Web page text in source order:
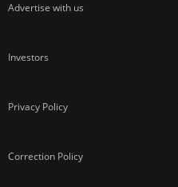
Advertise with us
Investors
Privacy Policy
Correction Policy